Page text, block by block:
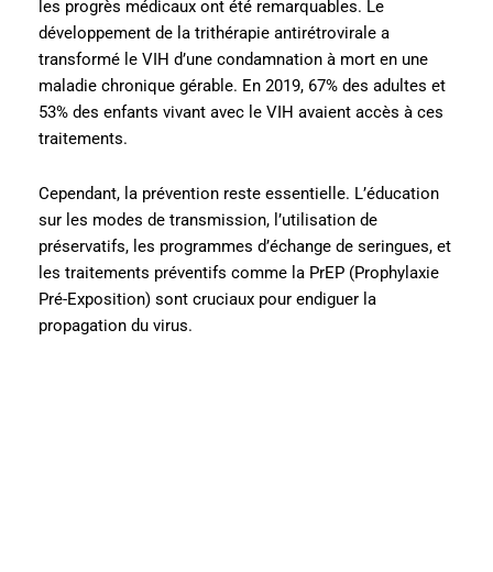
les progrès médicaux ont été remarquables. Le
développement de la trithérapie antirétrovirale a
transformé le VIH d’une condamnation à mort en une
maladie chronique gérable. En 2019, 67% des adultes et
53% des enfants vivant avec le VIH avaient accès à ces
traitements.
Cependant, la prévention reste essentielle. L’éducation
sur les modes de transmission, l’utilisation de
préservatifs, les programmes d’échange de seringues, et
les traitements préventifs comme la PrEP (Prophylaxie
Pré-Exposition) sont cruciaux pour endiguer la
propagation du virus.